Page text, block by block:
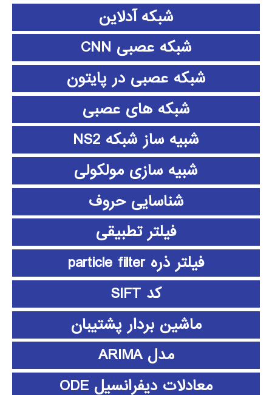
شبکه آدلاین
شبکه عصبی CNN
شبکه عصبی در پایتون
شبکه های عصبی
شبیه ساز شبکه NS2
شبیه سازی مولکولی
شناسایی حروف
فیلتر تطبیقی
فیلتر ذره particle filter
کد SIFT
ماشین بردار پشتیبان
مدل ARIMA
معادلات دیفرانسیل ODE